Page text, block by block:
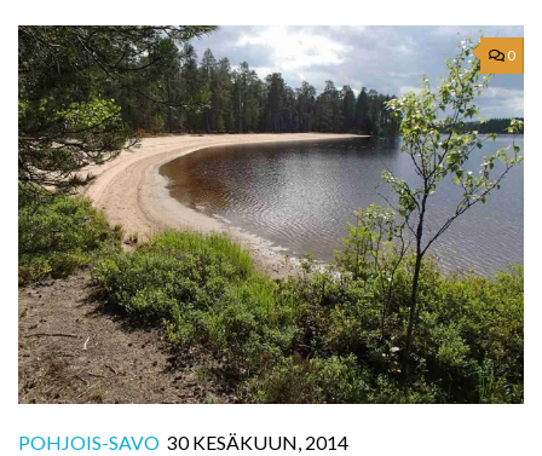
0
POHJOIS-SAVO 30 KESÄKUUN, 2014